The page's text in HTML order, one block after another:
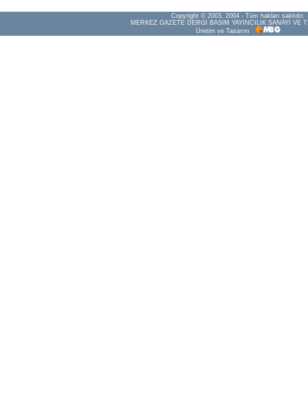
Copyright © 2003, 2004 - Tüm hakları saklıdır.
MERKEZ GAZETE DERGİ BASIM YAYINCILIK SANAYİ VE
Üretim ve Tasarım